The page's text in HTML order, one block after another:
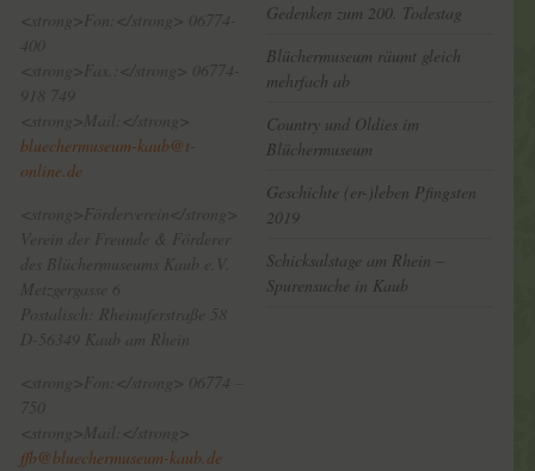
<strong>Fon:</strong> 06774-
400
<strong>Fax.:</strong> 06774-
918 749
<strong>Mail:</strong>
bluechermuseum-kaub@t-
online.de
<strong>Förderverein</strong>
Verein der Freunde & Förderer
des Blüchermuseums Kaub e.V.
Metzgergasse 6
Postalisch: Rheinuferstraße 58
D-56349 Kaub am Rhein
<strong>Fon:</strong> 06774 –
750
<strong>Mail:</strong>
ffb@bluechermuseum-kaub.de
Gedenken zum 200. Todestag
Blüchermuseum räumt gleich
mehrfach ab
Country und Oldies im
Blüchermuseum
Geschichte (er-)leben Pfingsten
2019
Schicksalstage am Rhein –
Spurensuche in Kaub